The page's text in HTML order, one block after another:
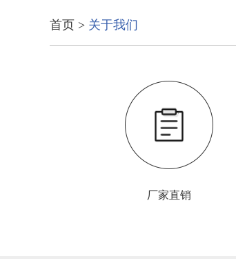
首页 > 关于我们
厂家直销